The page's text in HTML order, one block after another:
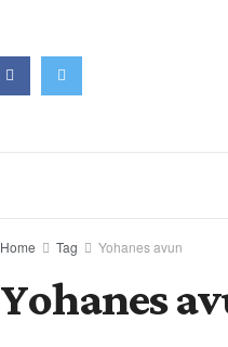
Home Tag Yohanes avun
Yohanes